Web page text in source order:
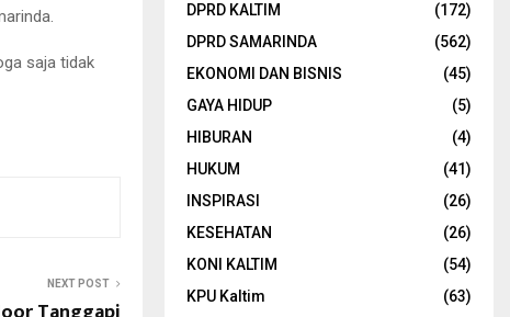
saja tidak
NEXT POST
DPRD KALTIM
(172)
DPRD SAMARINDA
(562)
EKONOMI DAN BISNIS
(45)
GAYA HIDUP
(5)
HIBURAN
(4)
HUKUM
(41)
INSPIRASI
(26)
KESEHATAN
(26)
KONI KALTIM
(54)
KPU Kaltim
(63)